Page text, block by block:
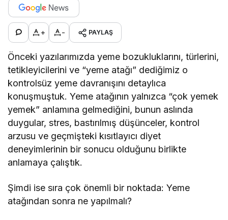
+ - PAYLAŞ
Önceki yazılarımızda yeme bozukluklarını, türlerini,
tetikleyicilerini ve “yeme atağı” dediğimiz o
kontrolsüz yeme davranışını detaylıca
konuşmuştuk. Yeme atağının yalnızca “çok yemek
yemek” anlamına gelmediğini, bunun aslında
duygular, stres, bastırılmış düşünceler, kontrol
arzusu ve geçmişteki kısıtlayıcı diyet
deneyimlerinin bir sonucu olduğunu birlikte
anlamaya çalıştık.
Şimdi ise sıra çok önemli bir noktada: Yeme
atağından sonra ne yapılmalı?